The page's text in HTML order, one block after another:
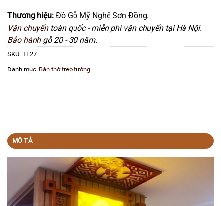
Thương hiệu: Đồ Gỗ Mỹ Nghệ Sơn Đồng.
Vận chuyểntoàn quốc - miễn phí vận chuyển tại Hà Nội.
Bảo hànhgỗ 20 - 30 năm.
SKU: TE27
Danh mục: Bàn thờ treo tường
MÔ TẢ